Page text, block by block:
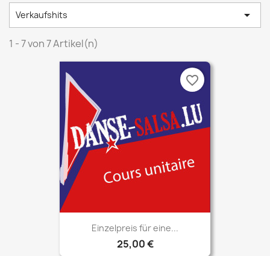
Verkaufshits 
1 - 7 von 7 Artikel(n)
Einzelpreis für eine...
25,00 €
favorite_border